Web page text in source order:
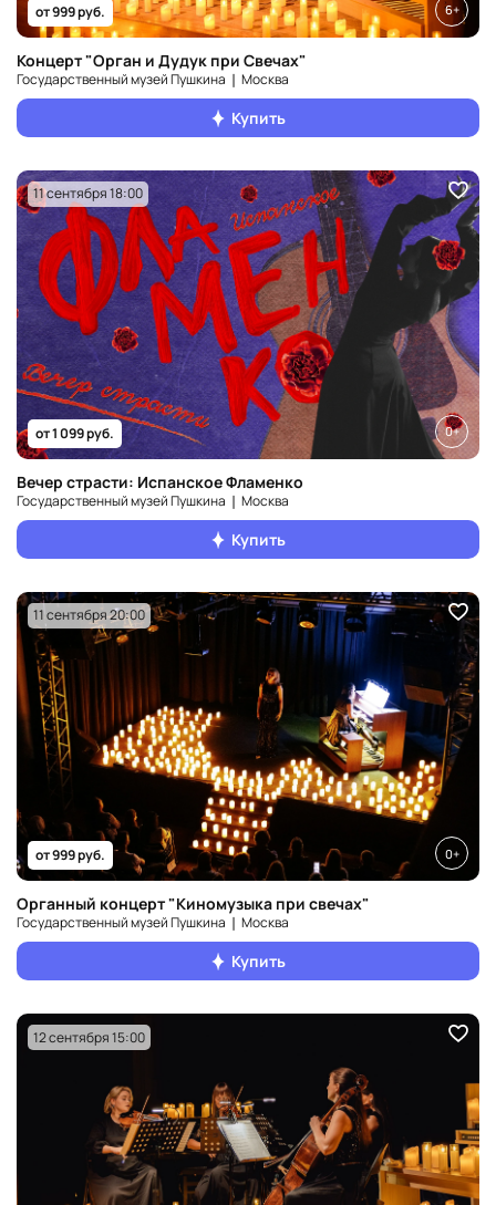
от 999 руб. 6+
Концерт "Орган и Дудук при Свечах"
Государственный музей Пушкина ❘ Москва
Купить
11 сентября 18:00
от 1 099 руб. 0+
Вечер страсти: Испанское Фламенко
Государственный музей Пушкина ❘ Москва
Купить
11 сентября 20:00
от 999 руб. 0+
Органный концерт "Киномузыка при свечах"
Государственный музей Пушкина ❘ Москва
Купить
12 сентября 15:00